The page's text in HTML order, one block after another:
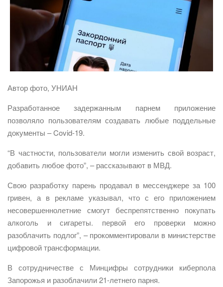
Автор фото, УНИАН
Разработанное задержанным парнем приложение
позволяло пользователям создавать любые поддельные
документы – Covid-19.
“В частности, пользователи могли изменить свой возраст,
добавить любое фото”, – рассказывают в МВД.
Свою разработку парень продавал в мессенджере за 100
гривен, а в рекламе указывал, что с его приложением
несовершеннолетние смогут беспрепятственно покупать
алкоголь и сигареты. первой его проверки можно
разоблачить подлог”, – прокомментировали в министерстве
цифровой трансформации.
В сотрудничестве с Минцифры сотрудники киберпола
Запорожья и разоблачили 21-летнего парня.